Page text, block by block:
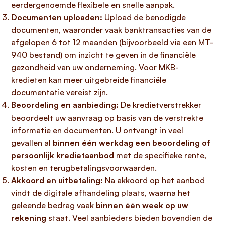
eerdergenoemde flexibele en snelle aanpak.
Documenten uploaden: Upload de benodigde
documenten, waaronder vaak banktransacties van de
afgelopen 6 tot 12 maanden (bijvoorbeeld via een MT-
940 bestand) om inzicht te geven in de financiële
gezondheid van uw onderneming. Voor MKB-
kredieten kan meer uitgebreide financiële
documentatie vereist zijn.
Beoordeling en aanbieding: De kredietverstrekker
beoordeelt uw aanvraag op basis van de verstrekte
informatie en documenten. U ontvangt in veel
gevallen al binnen één werkdag een beoordeling of
persoonlijk kredietaanbod met de specifieke rente,
kosten en terugbetalingsvoorwaarden.
Akkoord en uitbetaling: Na akkoord op het aanbod
vindt de digitale afhandeling plaats, waarna het
geleende bedrag vaak binnen één week op uw
rekening staat. Veel aanbieders bieden bovendien de